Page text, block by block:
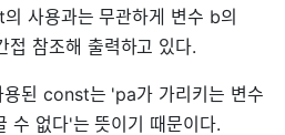
사용과는 무관하게 변수 b의
접 참조해 출력하고 있다.
용된 const는 'pa가 가리키는 변수
수 없다'는 뜻이기 때문이다.